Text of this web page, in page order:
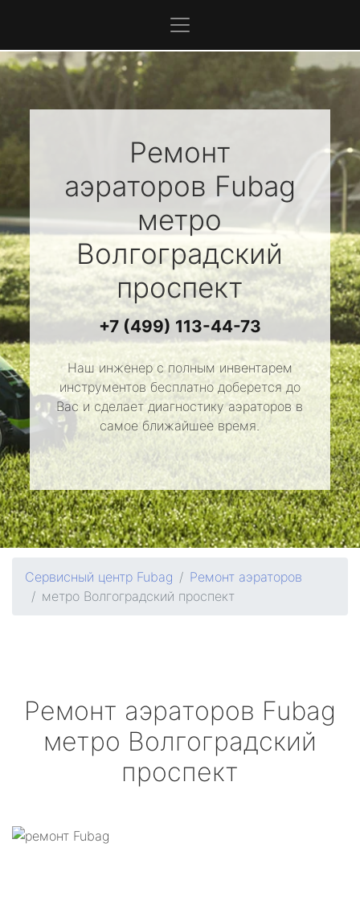
Ремонт
аэраторов Fubag
метро
Волгоградский
проспект
+7 (499) 113-44-73
Наш инженер с полным инвентарем
инструментов бесплатно доберется до
Вас и сделает диагностику аэраторов в
самое ближайшее время.
Сервисный центр Fubag
Ремонт аэраторов
метро Волгоградский проспект
Ремонт аэраторов Fubag
метро Волгоградский
проспект